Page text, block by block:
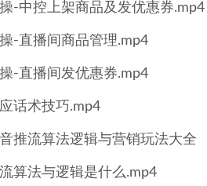
-中控上架商品及发优惠券.mp4
-直播间商品管理.mp4
-直播间发优惠券.mp4
话术技巧.mp4
推流算法逻辑与营销玩法大全
算法与逻辑是什么.mp4